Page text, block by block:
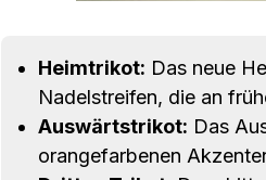
Heimtrikot: Das neue
Nadelstreifen, die an
Auswärtstrikot: Das
orangefarbenen